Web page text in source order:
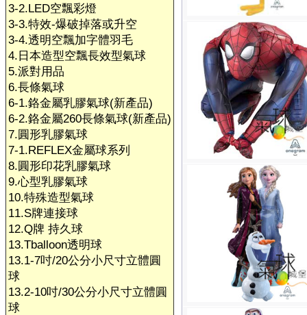
3-2.LED空飄彩燈
3-3.特效-爆破掉落或升空
3-4.透明空飄加字體羽毛
4.日本造型空飄長效型氣球
5.派對用品
6.長條氣球
6-1.鉻金屬乳膠氣球(新產品)
6-2.鉻金屬260長條氣球(新產品)
7.圓形乳膠氣球
7-1.REFLEX金屬球系列
8.圓形印花乳膠氣球
9.心型乳膠氣球
10.特殊造型氣球
11.S牌連接球
12.Q牌 持久球
13.Tballoon透明球
13.1-7吋/20公分小尺寸立體圓
球
13.2-10吋/30公分小尺寸立體圓
球